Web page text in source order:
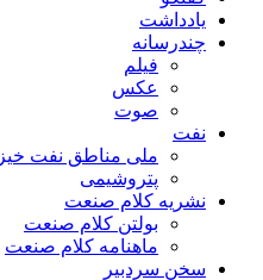
یادداشت
چندرسانه
فیلم
عکس
صوت
نفت
ملی مناطق نفت خیز
پتروشیمی
نشریه کلام صنعت
بولتن کلام صنعت
ماهنامه کلام صنعت
سخن سردبیر